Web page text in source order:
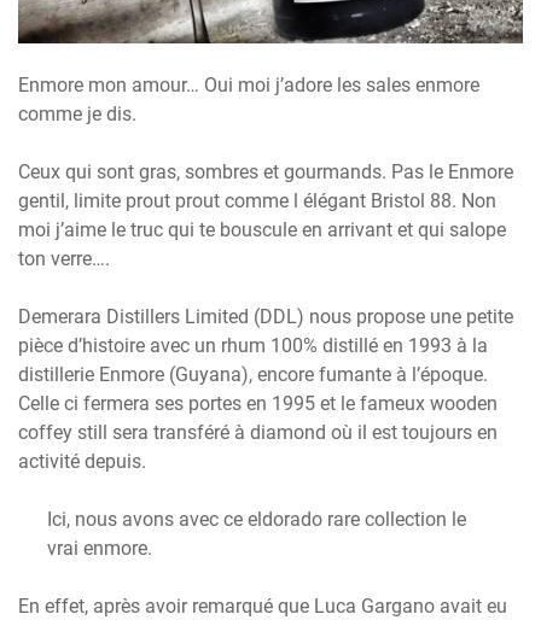
Enmore mon amour… Oui moi j’adore les sales enmore
comme je dis.
Ceux qui sont gras, sombres et gourmands. Pas le Enmore
gentil, limite prout prout comme l élégant Bristol 88. Non
moi j’aime le truc qui te bouscule en arrivant et qui salope
ton verre….
Demerara Distillers Limited (DDL) nous propose une petite
pièce d’histoire avec un rhum 100% distillé en 1993 à la
distillerie Enmore (Guyana), encore fumante à l’époque.
Celle ci fermera ses portes en 1995 et le fameux wooden
coffey still sera transféré à diamond où il est toujours en
activité depuis.
Ici, nous avons avec ce eldorado rare collection le
vrai enmore.
En effet, après avoir remarqué que Luca Gargano avait eu